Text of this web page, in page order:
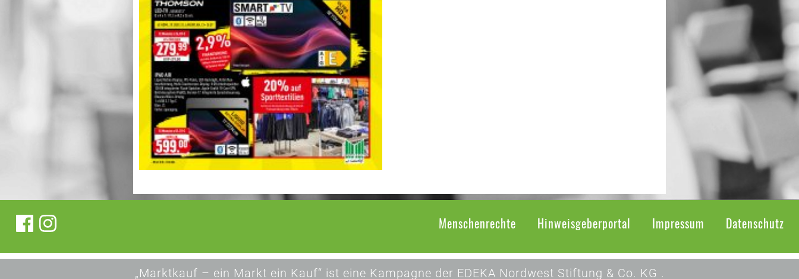
Menschenrechte Hinweisgeberportal Impressum Datenschutz
„Marktkauf – ein Markt ein Kauf“ ist eine Kampagne der EDEKA Nordwest Stiftung & Co. KG .